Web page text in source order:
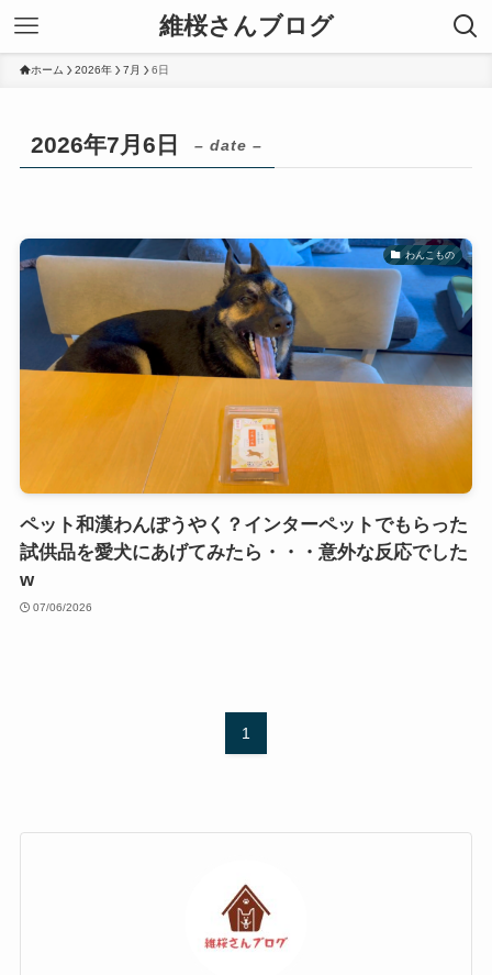
維桜さんブログ
ホーム 2026年 7月 6日
2026年7月6日 – date –
わんこもの
ペット和漢わんぽうやく？インターペットでもらった
試供品を愛犬にあげてみたら・・・意外な反応でした
w
07/06/2026
1